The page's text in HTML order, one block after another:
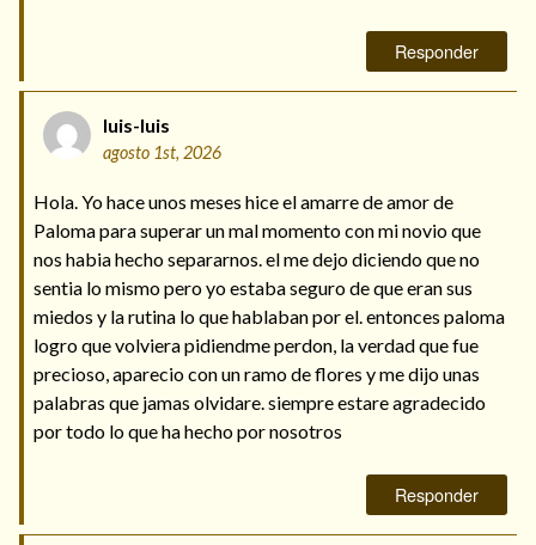
Mis libros favoritos
Mi Blog
¿Qué es el tarot?
Responder
luis-luis
agosto 1st, 2026
Hola. Yo hace unos meses hice el amarre de amor de
Paloma para superar un mal momento con mi novio que
nos habia hecho separarnos. el me dejo diciendo que no
sentia lo mismo pero yo estaba seguro de que eran sus
miedos y la rutina lo que hablaban por el. entonces paloma
logro que volviera pidiendme perdon, la verdad que fue
precioso, aparecio con un ramo de flores y me dijo unas
palabras que jamas olvidare. siempre estare agradecido
por todo lo que ha hecho por nosotros
Responder